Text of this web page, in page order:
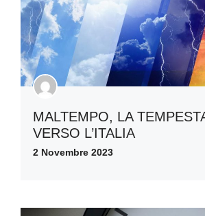
MALTEMPO, LA
VERSO L’ITALIA
2 Novembre 2023